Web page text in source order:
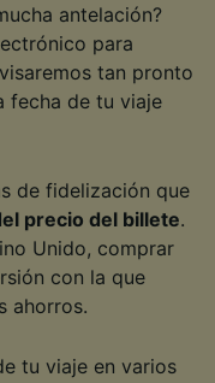
antelación?
para
tan pronto
fecha de tu viaje
de fidelización que
precio del billete.
Unido, comprar
con la que
ahorros.
tu viaje en varios